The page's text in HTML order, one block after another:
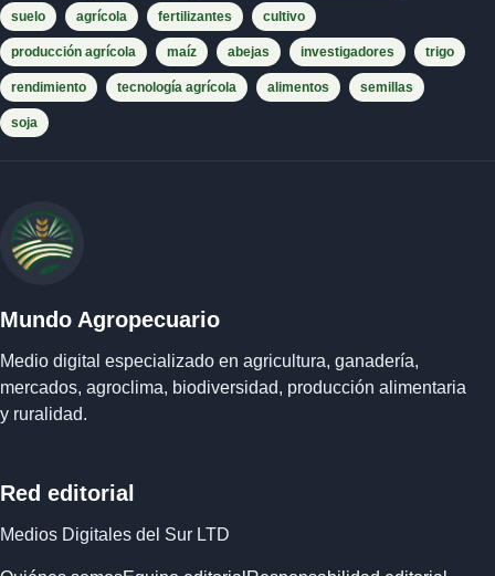
suelo agrícola fertilizantes cultivo
producción agrícola maíz abejas investigadores trigo
rendimiento tecnología agrícola alimentos semillas
soja
Mundo Agropecuario
Medio digital especializado en agricultura, ganadería,
mercados, agroclima, biodiversidad, producción alimentaria
y ruralidad.
Red editorial
Medios Digitales del Sur LTD